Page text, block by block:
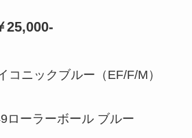
コニックブルー（EF/F/M）
ローラーボール ブルー